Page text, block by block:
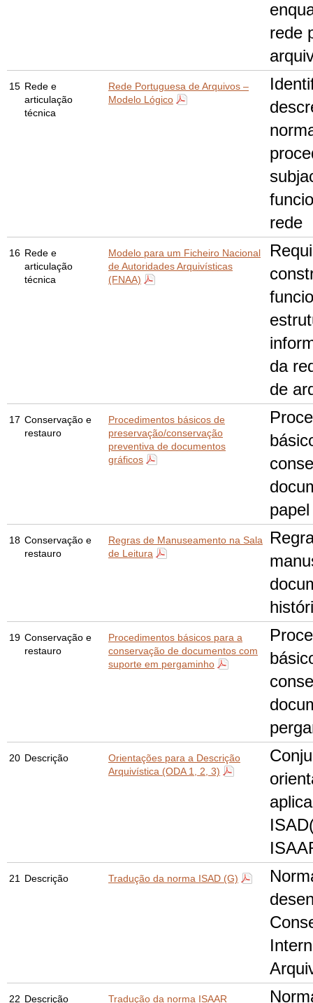
rede
15 Rede e
articulação
técnica
Rede Portuguesa de Arquivos –
Modelo Lógico
rede
16 Rede e
articulação
técnica
Modelo para um Ficheiro Nacional
de Autoridades Arquivísticas
(FNAA)
da
de
17 Conservação e
restauro
Procedimentos básicos de
preservação/conservação
preventiva de documentos
gráficos
papel
18 Conservação e
restauro
Regras de Manuseamento na Sala
de Leitura
19 Conservação e
restauro
Procedimentos básicos para a
conservação de documentos com
suporte em pergaminho
20 Descrição
Orientações para a Descrição
Arquivística (ODA 1, 2, 3)
21 Descrição Tradução da norma ISAD (G)
22 Descrição Tradução da norma ISAAR